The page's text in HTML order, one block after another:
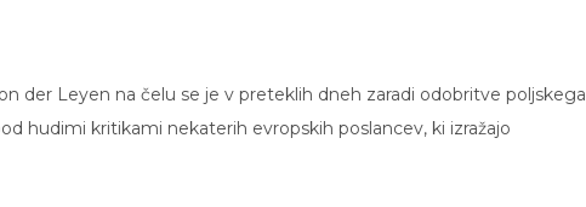
der Leyen na čelu se je v preteklih dneh zaradi odobritve poljskega
hudimi kritikami nekaterih evropskih poslancev, ki izražajo